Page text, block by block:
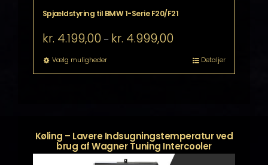
Spjældstyring til BMW 1-Serie F20/F21
kr. 4.199,00 – kr. 4.999,00Prisinterval:
Vælg mulighederDette
vare
vælges
på
varesiden
Detaljer
Køling – Lavere Indsugningstemperatur ved
brug af Wagner Tuning Intercooler